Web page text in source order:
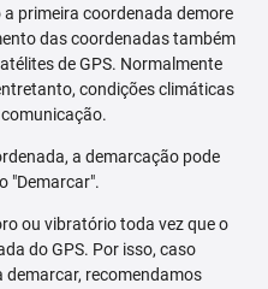
primeira coordenada demore
das coordenadas também
de GPS. Normalmente
condições climáticas
a demarcação pode
"Demarcar".
ou vibratório toda vez que o
do GPS. Por isso, caso
demarcar, recomendamos